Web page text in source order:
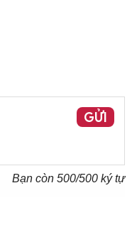
GỬI
Bạn còn 500/500 ký tự